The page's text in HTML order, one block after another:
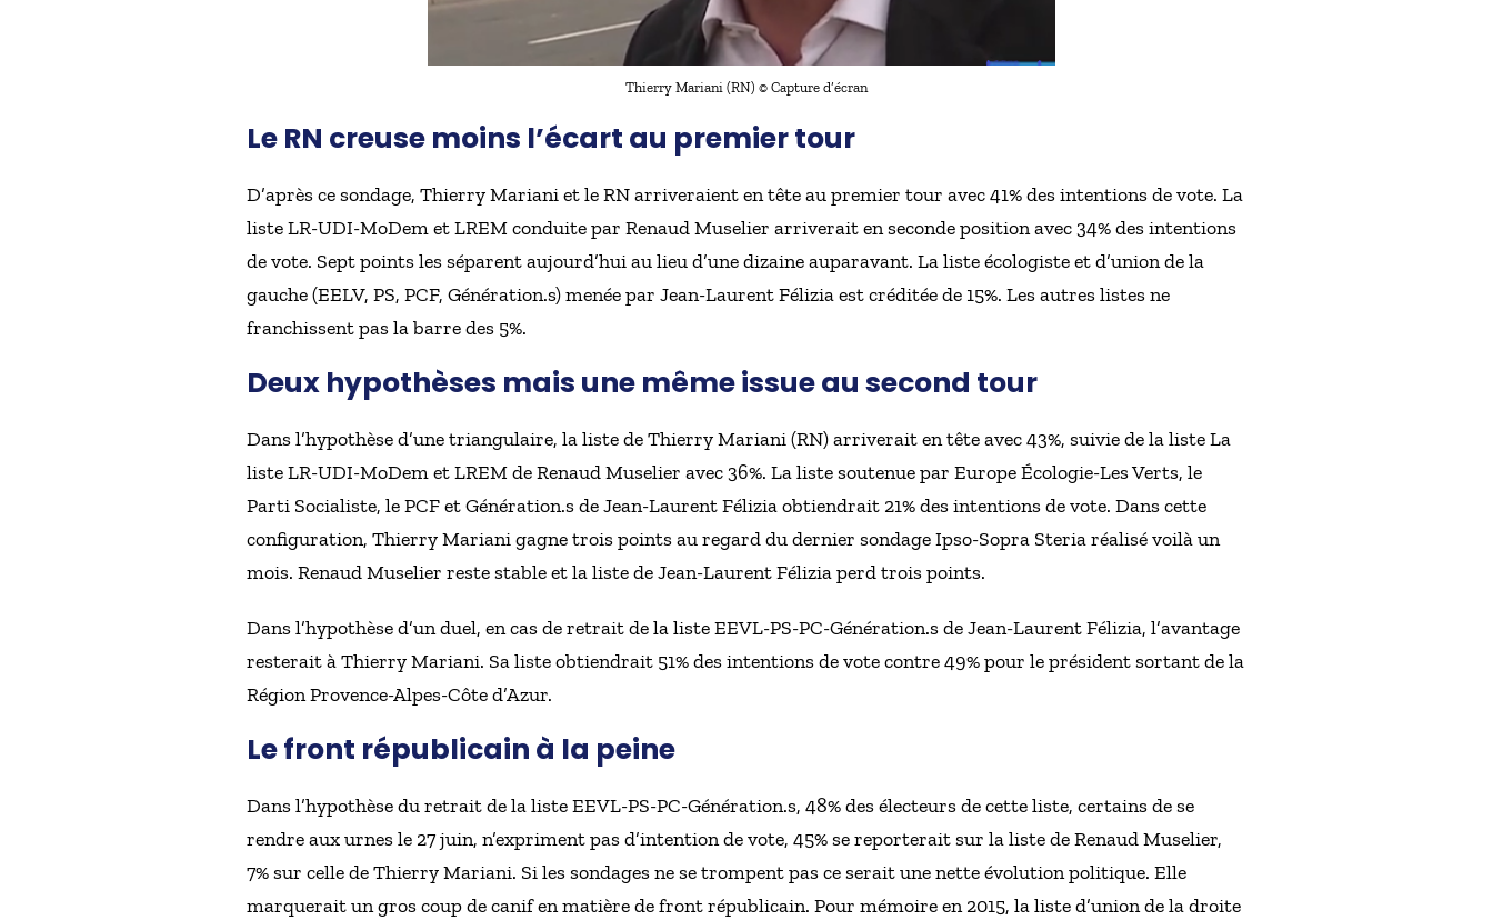
Thierry Mariani (RN) © Capture d’écran
Le RN creuse moins l’écart au premier tour
D’après ce sondage, Thierry Mariani et le RN arriveraient en tête au premier tour avec 41% des intentions de vote. La
liste LR-UDI-MoDem et LREM conduite par Renaud Muselier arriverait en seconde position avec 34% des intentions
de vote. Sept points les séparent aujourd’hui au lieu d’une dizaine auparavant. La liste écologiste et d’union de la
gauche (EELV, PS, PCF, Génération.s) menée par Jean-Laurent Félizia est créditée de 15%. Les autres listes ne
franchissent pas la barre des 5%.
Deux hypothèses mais une même issue au second tour
Dans l’hypothèse d’une triangulaire, la liste de Thierry Mariani (RN) arriverait en tête avec 43%, suivie de la liste La
liste LR-UDI-MoDem et LREM de Renaud Muselier avec 36%. La liste soutenue par Europe Écologie-Les Verts, le
Parti Socialiste, le PCF et Génération.s de Jean-Laurent Félizia obtiendrait 21% des intentions de vote. Dans cette
configuration, Thierry Mariani gagne trois points au regard du dernier sondage Ipso-Sopra Steria réalisé voilà un
mois. Renaud Muselier reste stable et la liste de Jean-Laurent Félizia perd trois points.
Dans l’hypothèse d’un duel, en cas de retrait de la liste EEVL-PS-PC-Génération.s de Jean-Laurent Félizia, l’avantage
resterait à Thierry Mariani. Sa liste obtiendrait 51% des intentions de vote contre 49% pour le président sortant de la
Région Provence-Alpes-Côte d’Azur.
Le front républicain à la peine
Dans l’hypothèse du retrait de la liste EEVL-PS-PC-Génération.s, 48% des électeurs de cette liste, certains de se
rendre aux urnes le 27 juin, n’expriment pas d’intention de vote, 45% se reporterait sur la liste de Renaud Muselier,
7% sur celle de Thierry Mariani. Si les sondages ne se trompent pas ce serait une nette évolution politique. Elle
marquerait un gros coup de canif en matière de front républicain. Pour mémoire en 2015, la liste d’union de la droite